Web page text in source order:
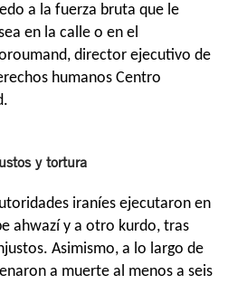
a la fuerza bruta que le
en la calle o en el
director ejecutivo de
humanos Centro
y tortura
iraníes ejecutaron en
ahwazí y a otro kurdo, tras
Asimismo, a lo largo de
a muerte al menos a seis